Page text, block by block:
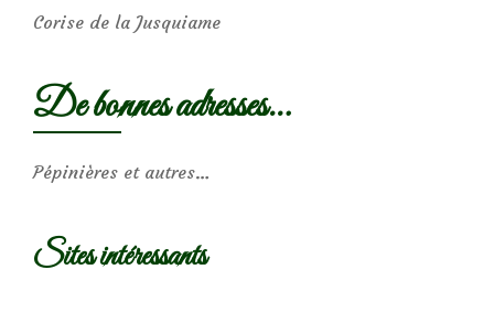
Corise de la Jusquiame
De bonnes adresses…
Pépinières et autres…
Sites intéressants